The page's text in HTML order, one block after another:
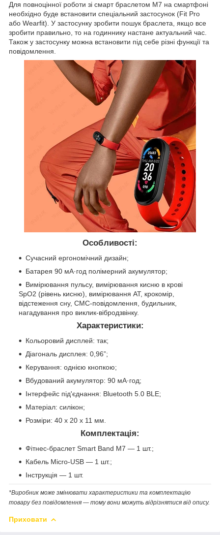
Для повноцінної роботи зі смарт браслетом M7 на смартфоні
необхідно буде встановити спеціальний застосунок (Fit Pro
або Wearfit). У застосунку зробити пошук браслета, якщо все
зробити правильно, то на годиннику настане актуальний час.
Також у застосунку можна встановити під себе різні функції та
повідомлення.
Особливості:
Сучасний ергономічний дизайн;
Батарея 90 мА·год полімерний акумулятор;
Вимірювання пульсу, вимірювання кисню в крові
SpO2 (рівень кисню), вимірювання АТ, крокомір,
відстеження сну, СМС-повідомлення, будильник,
нагадування про виклик-вібродзвінку.
Характеристики:
Кольоровий дисплей: так;
Діагональ дисплея: 0,96”;
Керування: однією кнопкою;
Вбудований акумулятор: 90 мА·год;
Інтерфейс під'єднання: Bluetooth 5.0 BLE;
Матеріал: силікон;
Розміри: 40 х 20 х 11 мм.
Комплектація:
Фітнес-браслет Smart Band M7 — 1 шт.;
Кабель Micro-USB — 1 шт.;
Інструкція — 1 шт.
*Виробник може змінювати характеристики та комплектацію
товару без повідомлення — тому вони можуть відрізнятися від опису.
Приховати